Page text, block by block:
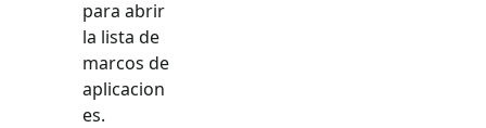
para abrir
la lista de
marcos de
aplicacion
es.